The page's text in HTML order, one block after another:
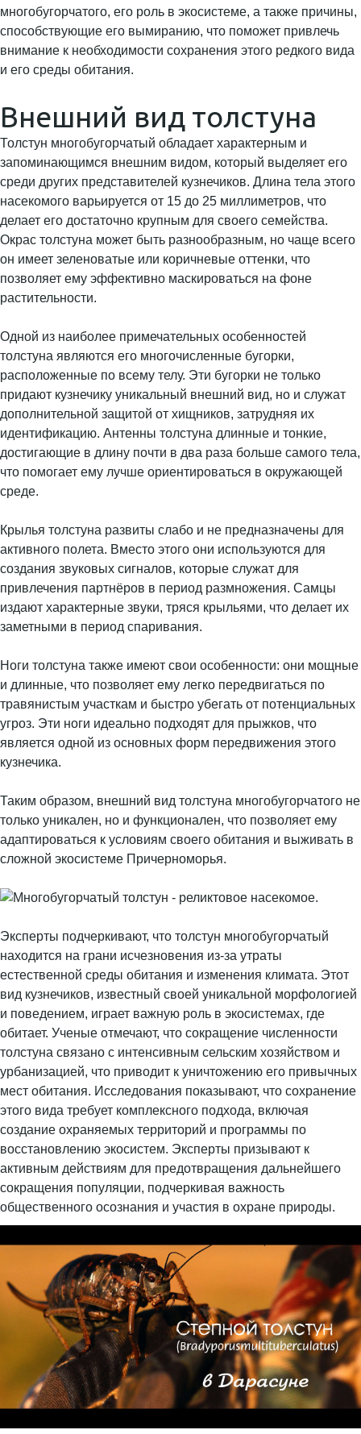
многобугорчатого, его роль в экосистеме, а также причины,
способствующие его вымиранию, что поможет привлечь
внимание к необходимости сохранения этого редкого вида
и его среды обитания.
Внешний вид толстуна
Толстун многобугорчатый обладает характерным и
запоминающимся внешним видом, который выделяет его
среди других представителей кузнечиков. Длина тела этого
насекомого варьируется от 15 до 25 миллиметров, что
делает его достаточно крупным для своего семейства.
Окрас толстуна может быть разнообразным, но чаще всего
он имеет зеленоватые или коричневые оттенки, что
позволяет ему эффективно маскироваться на фоне
растительности.
Одной из наиболее примечательных особенностей
толстуна являются его многочисленные бугорки,
расположенные по всему телу. Эти бугорки не только
придают кузнечику уникальный внешний вид, но и служат
дополнительной защитой от хищников, затрудняя их
идентификацию. Антенны толстуна длинные и тонкие,
достигающие в длину почти в два раза больше самого тела,
что помогает ему лучше ориентироваться в окружающей
среде.
Крылья толстуна развиты слабо и не предназначены для
активного полета. Вместо этого они используются для
создания звуковых сигналов, которые служат для
привлечения партнёров в период размножения. Самцы
издают характерные звуки, тряся крыльями, что делает их
заметными в период спаривания.
Ноги толстуна также имеют свои особенности: они мощные
и длинные, что позволяет ему легко передвигаться по
травянистым участкам и быстро убегать от потенциальных
угроз. Эти ноги идеально подходят для прыжков, что
является одной из основных форм передвижения этого
кузнечика.
Таким образом, внешний вид толстуна многобугорчатого не
только уникален, но и функционален, что позволяет ему
адаптироваться к условиям своего обитания и выживать в
сложной экосистеме Причерноморья.
Эксперты подчеркивают, что толстун многобугорчатый
находится на грани исчезновения из-за утраты
естественной среды обитания и изменения климата. Этот
вид кузнечиков, известный своей уникальной морфологией
и поведением, играет важную роль в экосистемах, где
обитает. Ученые отмечают, что сокращение численности
толстуна связано с интенсивным сельским хозяйством и
урбанизацией, что приводит к уничтожению его привычных
мест обитания. Исследования показывают, что сохранение
этого вида требует комплексного подхода, включая
создание охраняемых территорий и программы по
восстановлению экосистем. Эксперты призывают к
активным действиям для предотвращения дальнейшего
сокращения популяции, подчеркивая важность
общественного осознания и участия в охране природы.